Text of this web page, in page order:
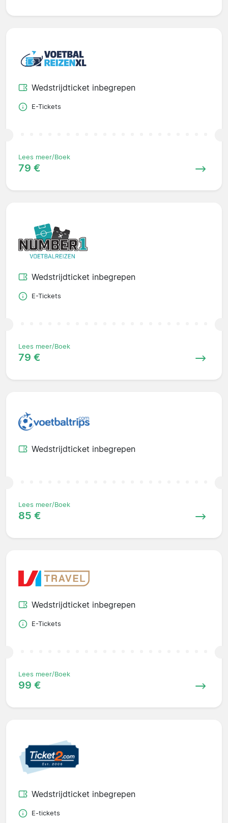
Wedstrijdticket inbegrepen
E-Tickets
Lees meer/Boek
79 €
Wedstrijdticket inbegrepen
E-Tickets
Lees meer/Boek
79 €
Wedstrijdticket inbegrepen
Lees meer/Boek
85 €
Wedstrijdticket inbegrepen
E-Tickets
Lees meer/Boek
99 €
Wedstrijdticket inbegrepen
E-tickets